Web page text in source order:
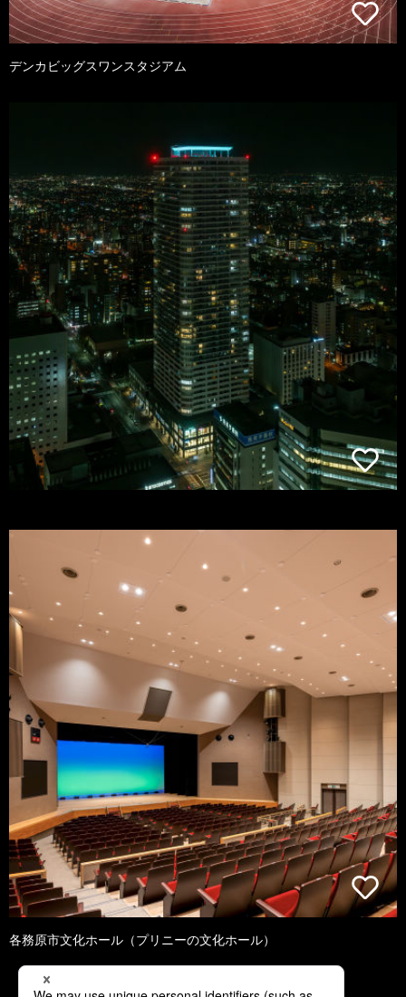
デンカビッグスワンスタジアム
各務原市文化ホール（プリニーの文化ホール）